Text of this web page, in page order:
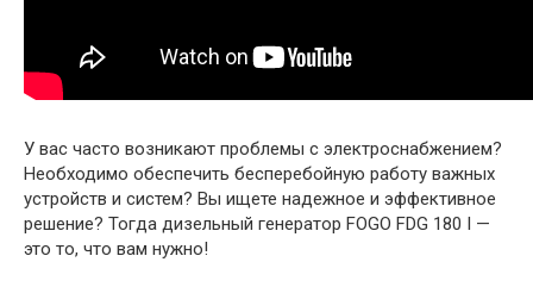
У вас часто возникают проблемы с электроснабжением?
Необходимо обеспечить бесперебойную работу важных
устройств и систем? Вы ищете надежное и эффективное
решение? Тогда дизельный генератор FOGO FDG 180 I —
это то, что вам нужно!